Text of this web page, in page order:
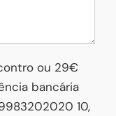
ou 29€
bancária
10,